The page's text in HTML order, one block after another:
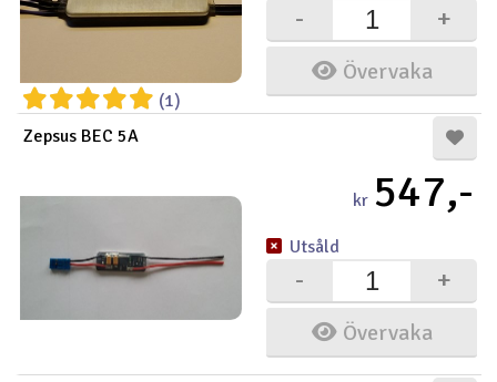
(1)
Övervaka
+
-
Zepsus BEC 5A
kr 547,-
Övervaka
+
-
Utsåld